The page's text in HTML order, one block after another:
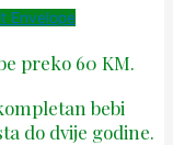
Envelope
preko 60 KM.
bebi
do dvije godine.